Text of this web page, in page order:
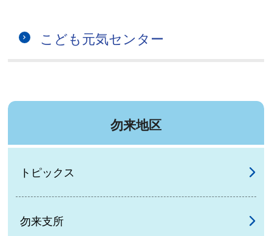
こども元気センター
勿来地区
トピックス
勿来支所